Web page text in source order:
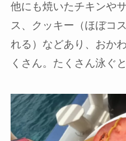
他にも焼いたチキンや
ス、クッキー（ほぼコ
れる）などあり、おか
くさん。たくさん泳ぐ